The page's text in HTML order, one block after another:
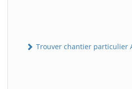
Trouver chantier particulier